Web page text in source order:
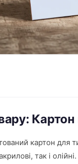
картон для
так і